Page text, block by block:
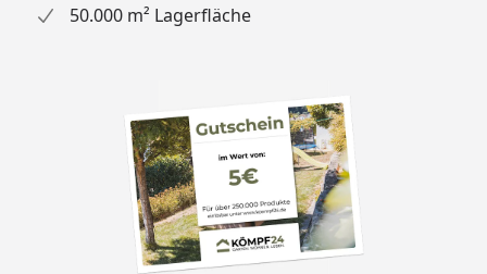
235 x 237 cm (Merseburg 6)
242 × 236 cm (Merseburg 4)
265 × 236 cm (Merseburg 5)
265 × 266 cm (Merseburg 6)
195 cm (Merseburg 2)
192 cm (Merseburg 3)
185 cm (Merseburg 4)
50.000 m² Lagerfläche